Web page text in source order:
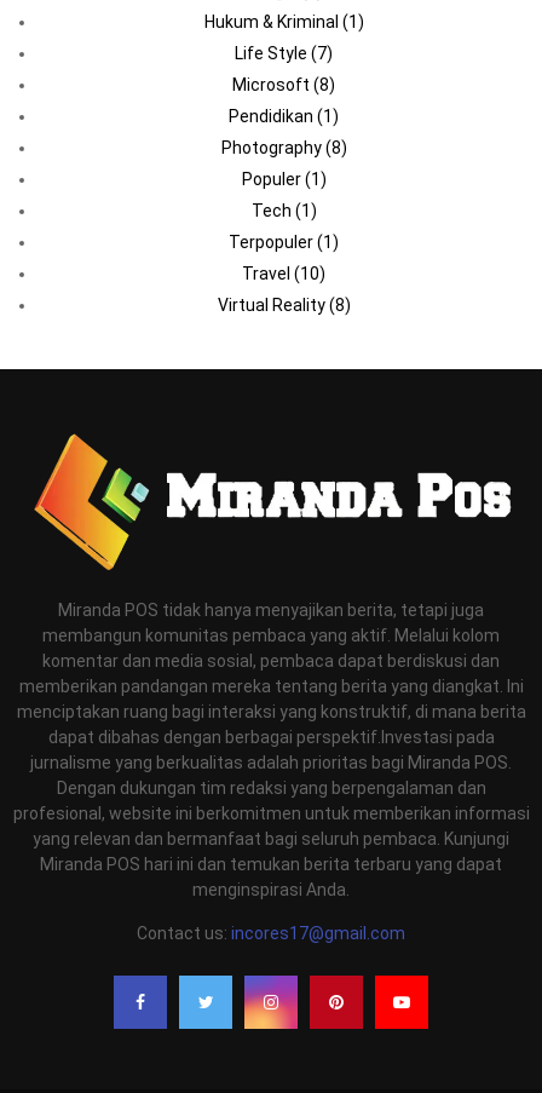
Hukum & Kriminal (1)
Life Style (7)
Microsoft (8)
Pendidikan (1)
Photography(8)
Populer(1)
Tech (1)
Terpopuler(1)
Travel (10)
Virtual Reality(8)
Miranda POS tidak hanya menyajikan berita, tetapi juga
membangun komunitas pembaca yang aktif. Melalui kolom
komentar dan media sosial, pembaca dapat berdiskusi dan
memberikan pandangan mereka tentang berita yang diangkat. Ini
menciptakan ruang bagi interaksi yang konstruktif, di mana berita
dapat dibahas dengan berbagai perspektif.Investasi pada
jurnalisme yang berkualitas adalah prioritas bagi Miranda POS.
Dengan dukungan tim redaksi yang berpengalaman dan
profesional, website ini berkomitmen untuk memberikan informasi
yang relevan dan bermanfaat bagi seluruh pembaca. Kunjungi
Miranda POS hari ini dan temukan berita terbaru yang dapat
menginspirasi Anda.
Contact us: incores17@gmail.com